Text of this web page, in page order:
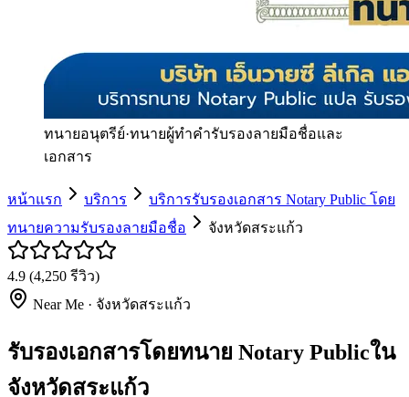
ทนายอนุตรีย์·ทนายผู้ทำคำรับรองลายมือชื่อและ
เอกสาร
หน้าแรก บริการ
บริการรับรองเอกสาร Notary Public โดย
ทนายความรับรองลายมือชื่อ
จังหวัดสระแก้ว
4.9 (4,250 รีวิว)
Near Me · จังหวัดสระแก้ว
รับรองเอกสารโดยทนาย Notary Publicใน
จังหวัดสระแก้ว